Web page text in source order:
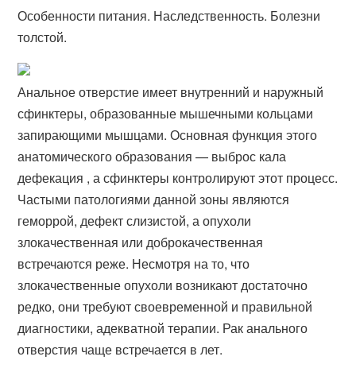
Особенности питания. Наследственность. Болезни
толстой.
Анальное отверстие имеет внутренний и наружный
сфинктеры, образованные мышечными кольцами
запирающими мышцами. Основная функция этого
анатомического образования — выброс кала
дефекация , а сфинктеры контролируют этот процесс.
Частыми патологиями данной зоны являются
геморрой, дефект слизистой, а опухоли
злокачественная или доброкачественная
встречаются реже. Несмотря на то, что
злокачественные опухоли возникают достаточно
редко, они требуют своевременной и правильной
диагностики, адекватной терапии. Рак анального
отверстия чаще встречается в лет.